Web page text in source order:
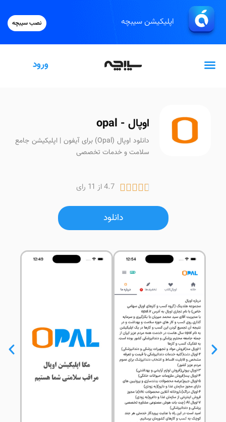
نصب سیبچه اپلیکیشن سیبچه
ورود
اوپال - opal
دانلود اوپال (Opal) برای آیفون | اپلیکیشن جامع
سلامت و خدمات تخصصی
4.7 از 11 رای 
دانلود